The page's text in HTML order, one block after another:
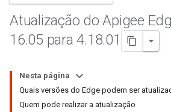
Atualização do Apigee
16.05 para 4.18.01
Nesta página
Quais versões do Edge podem ser
Quem pode realizar a atualização